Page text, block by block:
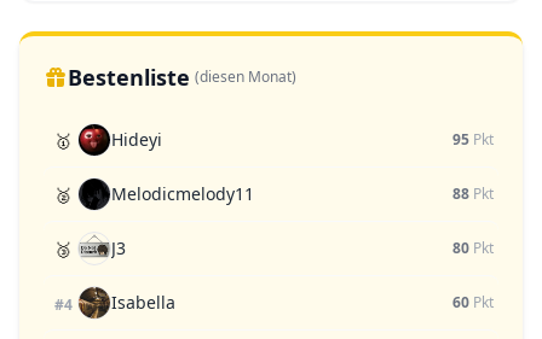
Bestenliste (diesen Monat)
🥇 Hideyi 95 Pkt
🥈 Melodicmelody11 88 Pkt
🥉 J3 80 Pkt
#4 Isabella 60 Pkt